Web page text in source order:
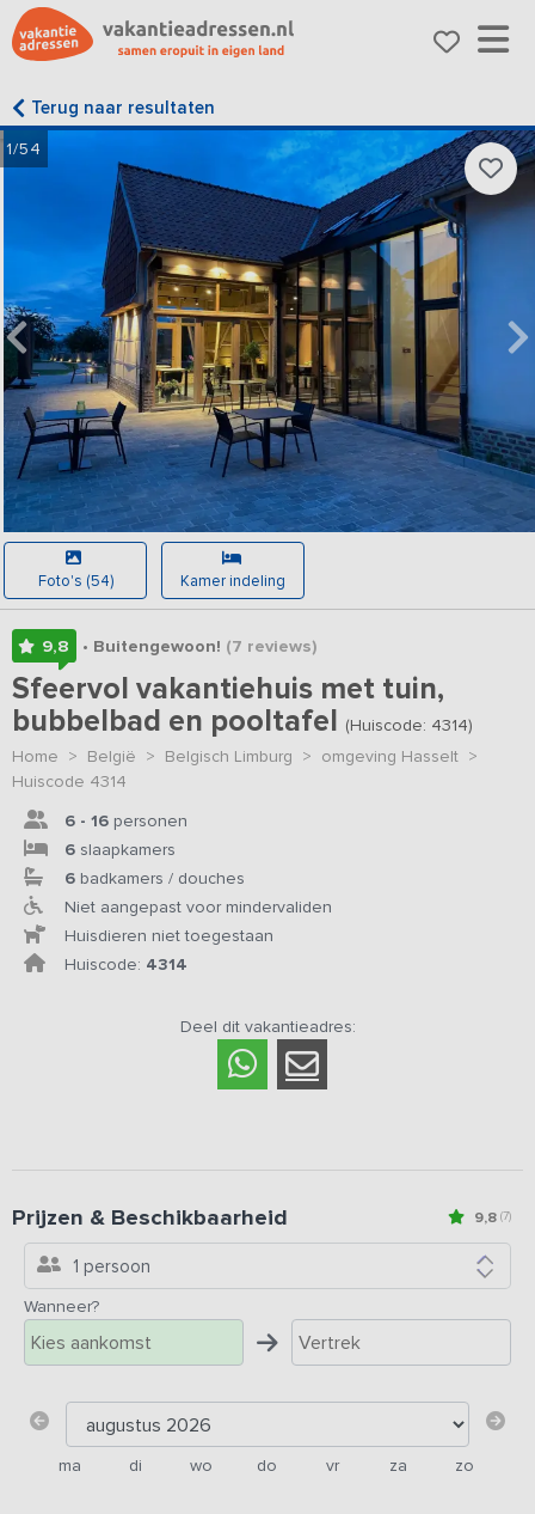
Terug naar resultaten
1/54
Foto's (54) Kamer indeling
9,8 • Buitengewoon! (7 reviews)
Sfeervol vakantiehuis met tuin,
bubbelbad en pooltafel (Huiscode: 4314)
Home > België > Belgisch Limburg > omgeving Hasselt >
Huiscode 4314
6 - 16 personen
6 slaapkamers
6 badkamers / douches
Niet aangepast voor mindervaliden
Huisdieren niet toegestaan
Huiscode: 4314
Deel dit vakantieadres:
9,8 (7)
Prijzen & Beschikbaarheid
1 persoon
Wanneer?
ma di wo do vr za zo